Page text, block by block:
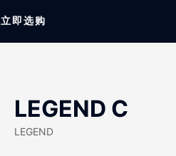
立即选购
LEGEND C
LEGEND